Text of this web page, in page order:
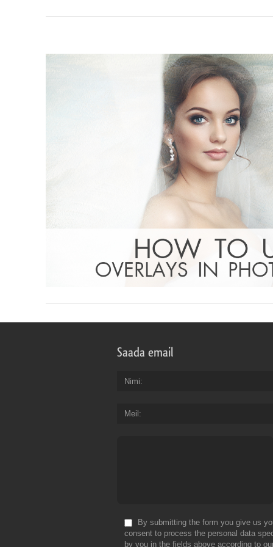
Saada email
Nimi
Meil
By submitting the form you give us
consent to process the personal data
by you in the fields above according to